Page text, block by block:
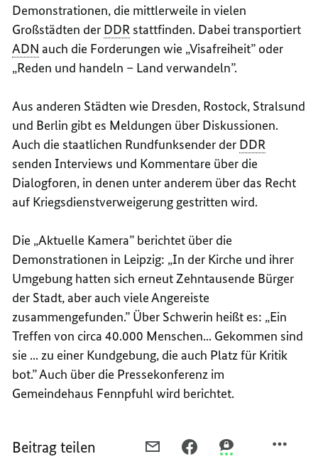
Demonstrationen, die mittlerweile in vielen
Großstädten der DDR stattfinden. Dabei transportiert
ADN auch die Forderungen wie „Visafreiheit” oder
„Reden und handeln – Land verwandeln”.
Aus anderen Städten wie Dresden, Rostock, Stralsund
und Berlin gibt es Meldungen über Diskussionen.
Auch die staatlichen Rundfunksender der DDR
senden Interviews und Kommentare über die
Dialogforen, in denen unter anderem über das Recht
auf Kriegsdienstverweigerung gestritten wird.
Die „Aktuelle Kamera” berichtet über die
Demonstrationen in Leipzig: „In der Kirche und ihrer
Umgebung hatten sich erneut Zehntausende Bürger
der Stadt, aber auch viele Angereiste
zusammengefunden.” Über Schwerin heißt es: „Ein
Treffen von circa 40.000 Menschen... Gekommen sind
sie ... zu einer Kundgebung, die auch Platz für Kritik
bot.” Auch über die Pressekonferenz im
Gemeindehaus Fennpfuhl wird berichtet.
Beitrag teilen